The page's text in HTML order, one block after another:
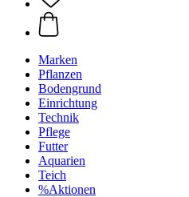
Marken
Pflanzen
Bodengrund
Einrichtung
Technik
Pflege
Futter
Aquarien
Teich
%Aktionen